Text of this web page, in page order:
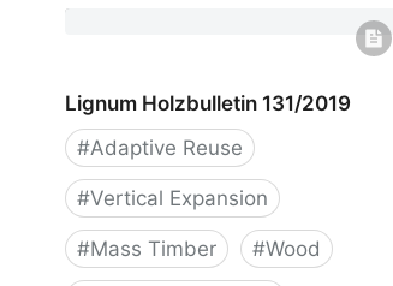
Lignum Holzbulletin 131/2019
#Adaptive Reuse
#Vertical Expansion
#Mass Timber #Wood